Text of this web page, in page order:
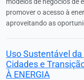
promover o acesso à
aproveitando as
Uso Sustentável
Cidades e
À ENERGIA